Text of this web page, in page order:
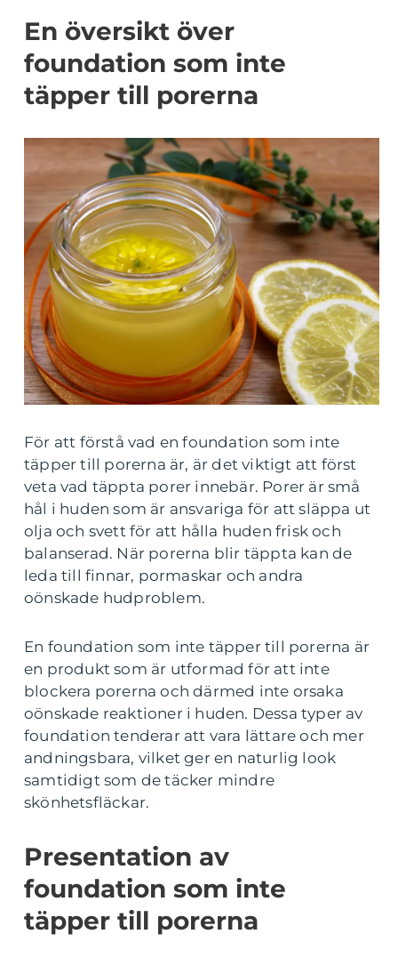
En översikt över
foundation som inte
täpper till porerna
För att förstå vad en foundation som inte
täpper till porerna är, är det viktigt att först
veta vad täppta porer innebär. Porer är små
hål i huden som är ansvariga för att släppa ut
olja och svett för att hålla huden frisk och
balanserad. När porerna blir täppta kan de
leda till finnar, pormaskar och andra
oönskade hudproblem.
En foundation som inte täpper till porerna är
en produkt som är utformad för att inte
blockera porerna och därmed inte orsaka
oönskade reaktioner i huden. Dessa typer av
foundation tenderar att vara lättare och mer
andningsbara, vilket ger en naturlig look
samtidigt som de täcker mindre
skönhetsfläckar.
Presentation av
foundation som inte
täpper till porerna